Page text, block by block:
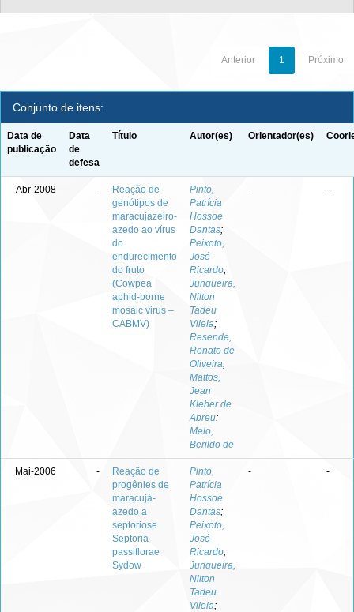
Anterior 1 Próximo
Conjunto de itens:
Data de
publicação
Data
de
defesa
Título Autor(es) Orientador(es)
Abr-2008 -
Reação de
genótipos de
maracujazeiro-
azedo ao vírus
do
endurecimento
do fruto
(Cowpea
aphid-borne
mosaic virus –
CABMV)
Pinto,
Patrícia
Hossoe
Dantas;
Peixoto,
José
Ricardo;
Junqueira,
Nilton
Tadeu
Vilela;
Resende,
Renato de
Oliveira;
Mattos,
Jean
Kleber de
Abreu;
Melo,
Berildo de
- -
Mai-2006 -
Reação de
progênies de
maracujá-
azedo a
septoriose
Septoria
passiflorae
Sydow
Pinto,
Patrícia
Hossoe
Dantas;
Peixoto,
José
Ricardo;
Junqueira,
Nilton
Tadeu
Vilela;
- -